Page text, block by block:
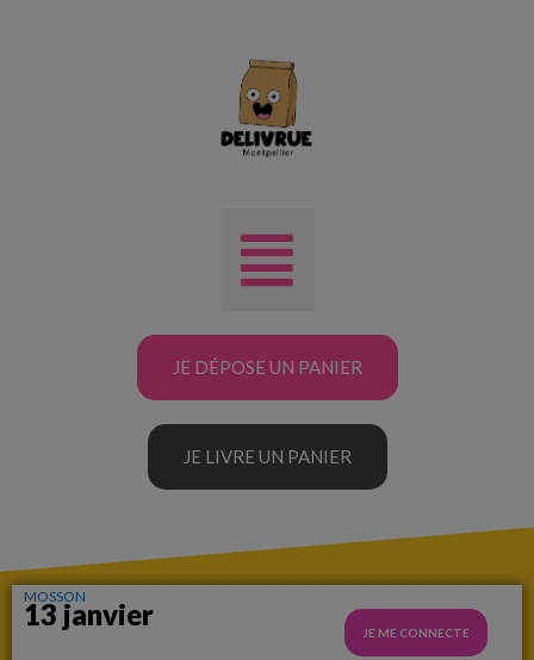
JE DÉPOSE UN PANIER
JE LIVRE UN PANIER
MOSSON
13 janvier
JE ME CONNECTE